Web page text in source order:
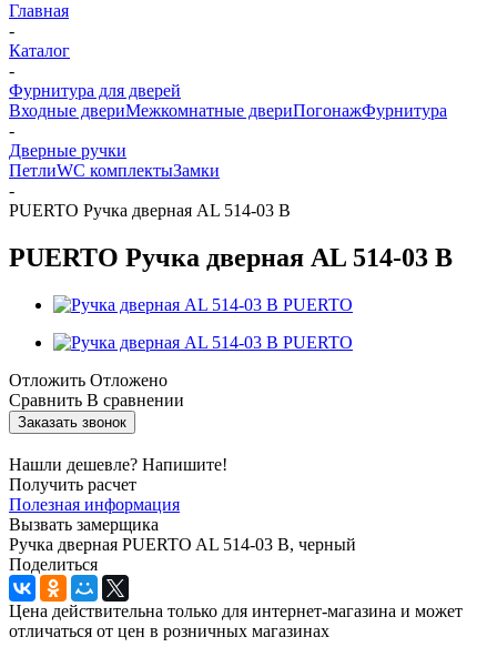
Главная
-
Каталог
-
Фурнитура для дверей
Входные двериМежкомнатные двериПогонажФурнитура
-
Дверные ручки
ПетлиWC комплектыЗамки
-
PUERTO Ручка дверная AL 514-03 B
PUERTO Ручка дверная AL 514-03 B
Отложить Отложено
Сравнить В сравнении
Заказать звонок
Нашли дешевле? Напишите!
Получить расчет
Полезная информация
Вызвать замерщика
Ручка дверная PUERTO AL 514-03 B, черный
Поделиться
Цена действительна только для интернет-магазина и может
отличаться от цен в розничных магазинах